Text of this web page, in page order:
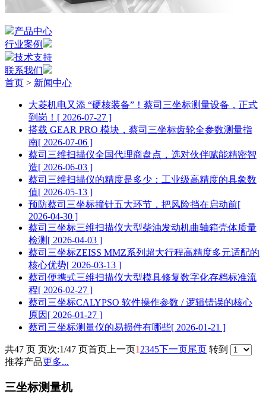
产品中心
行业案例
技术支持
联系我们
首页 > 新闻中心
大菱机电又添 “硬核装备”！蔡司三坐标测量设备，正式
到岗！ [ 2026-07-27 ]
搭载 GEAR PRO 模块，蔡司三坐标齿轮全参数测量指
南[ 2026-07-06 ]
蔡司三维扫描仪全国代理商盘点，选对伙伴赋能精密智
造[ 2026-06-03 ]
蔡司三维扫描仪的精度是多少：工业级高精度的具象数
值[ 2026-05-13 ]
预防蔡司三坐标撞针五大环节，把风险挡在启动前[
2026-04-30 ]
蔡司三坐标三维扫描仪大型柴油发动机曲轴箱壳体质量
检测 [ 2026-04-03 ]
蔡司三坐标ZEISS MMZ系列超大行程高精度多元适配的
核心优势[ 2026-03-13 ]
蔡司便携式三维扫描仪大型模具修复数字化存档标准流
程[ 2026-02-27 ]
蔡司三坐标CALYPSO 软件操作参数 / 逻辑错误的核心
原因 [ 2026-01-27 ]
蔡司三坐标测量仪的易损件有哪些[ 2026-01-21 ]
共47 页 页次:1/47 页首页 上一页1 2345下一页尾页 转到
推荐产品更多...
三坐标测量机